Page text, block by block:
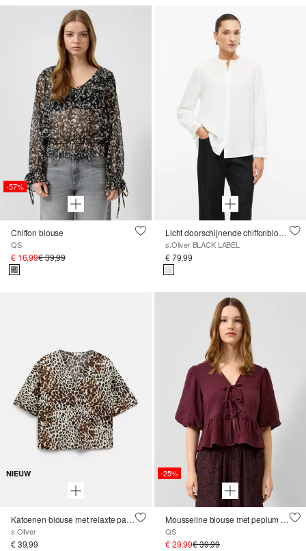
-57%
Chiffon blouse
QS
€ 16,99€ 39,99
Licht doorschijnende chiffonblouse met plissé-details
s.Oliver BLACK LABEL
€ 79,99
NIEUW
Katoenen blouse met relaxte pasvorm
s.Oliver
€ 39,99
-25%
Mousseline blouse met peplum en ballonmouwen
QS
€ 29,99€ 39,99